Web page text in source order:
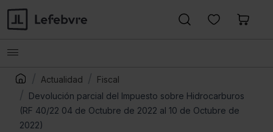
Actualidad
Fiscal
Devolución parcial del Impuesto sobre Hidrocarburos
(RF 40/22 04 de Octubre de 2022 al 10 de Octubre de
2022)